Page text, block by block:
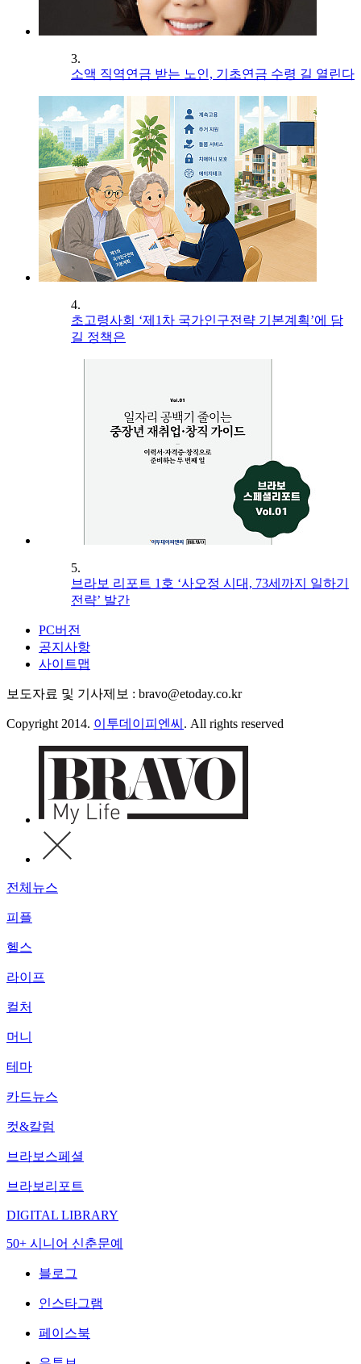
3.
소액 직역연금 받는 노인, 기초연금 수령 길 열린다
4.
초고령사회 ‘제1차 국가인구전략 기본계획’에 담
길 정책은
5.
브라보 리포트 1호 ‘사오정 시대, 73세까지 일하기
전략’ 발간
PC버전
공지사항
사이트맵
보도자료 및 기사제보 : bravo@etoday.co.kr
Copyright 2014. 이투데이피엔씨 . All rights reserved
전체뉴스
피플
헬스
라이프
컬처
머니
테마
카드뉴스
컷&칼럼
브라보스페셜
브라보리포트
DIGITAL LIBRARY
50+ 시니어 신춘문예
블로그
인스타그램
페이스북